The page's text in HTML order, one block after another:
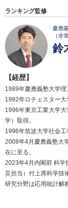
ランキング監修
慶應
（非
鈴
【経歴】
1989年慶應義塾大学理
1992年ロチェスター大
1996年東京工業大学
学）取得。
1996年筑波大学社会工
2008年4月慶應義塾大
在に至る。
2023年4月内閣府 科学
災担当）付上席科学技
研究分野は応用統計解